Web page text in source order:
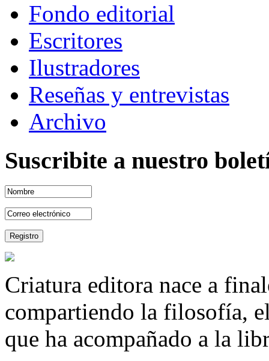
Fondo editorial
Escritores
Ilustradores
Reseñas y entrevistas
Archivo
Suscribite a nuestro
Criatura editora nace a
compartiendo la filosofía,
que ha acompañado a la